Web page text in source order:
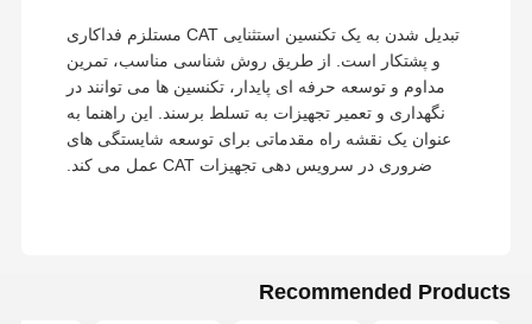
تبدیل شدن به یک تکنسین استثنایی CAT مستلزم فداکاری
و پشتکار است. از طریق روش شناسی مناسب، تمرین
مداوم و توسعه حرفه ای پایدار، تکنسین ها می توانند در
نگهداری و تعمیر تجهیزات به تسلط برسند. این راهنما به
عنوان یک نقشه راه مقدماتی برای توسعه شایستگی های
ضروری در سرویس دهی تجهیزات CAT عمل می کند.
Recommended Products